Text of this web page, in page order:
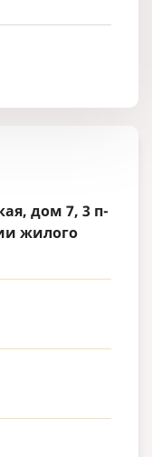
дом 7, 3 п-
жилого